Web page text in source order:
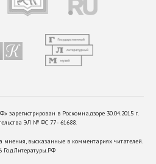
зарегистрирован в Роскомнадзоре 30.04.2015 г.
ЭЛ № ФС 77 - 61688.
мнения, высказанные в комментариях читателей.
ГодЛитературы.РФ